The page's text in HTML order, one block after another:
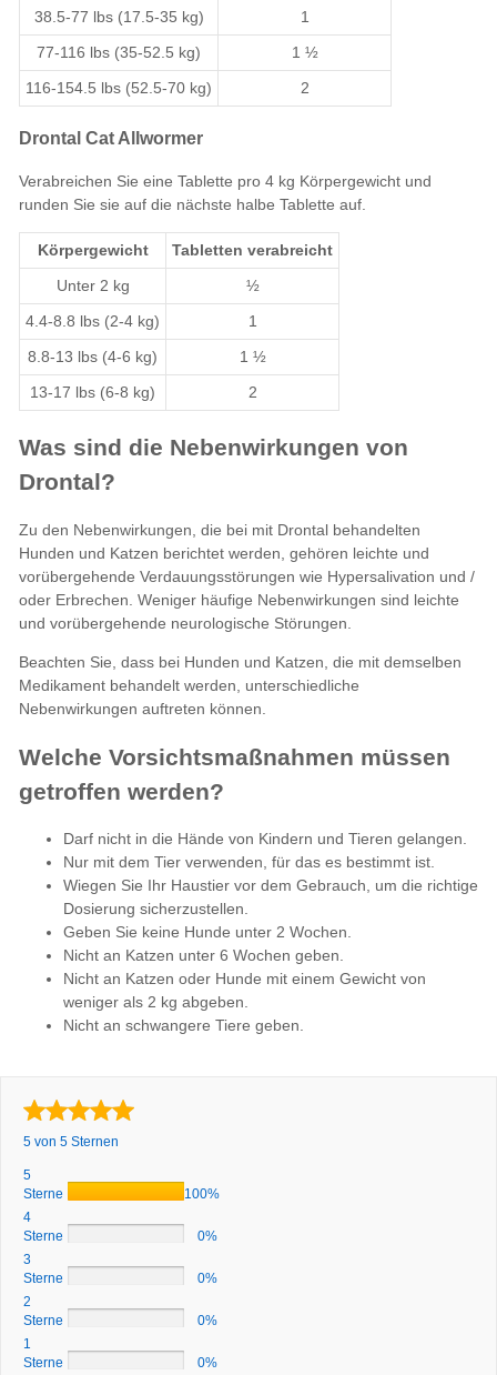
38.5-77 lbs (17.5-35 kg)
1
77-116 lbs (35-52.5 kg)
1 ½
116-154.5 lbs (52.5-70 kg)
2
Drontal Cat Allwormer
Verabreichen Sie eine Tablette pro 4 kg Körpergewicht und
runden Sie sie auf die nächste halbe Tablette auf.
Körpergewicht
Tabletten verabreicht
Unter 2 kg
½
4.4-8.8 lbs (2-4 kg)
1
8.8-13 lbs (4-6 kg)
1 ½
13-17 lbs (6-8 kg)
2
Was sind die Nebenwirkungen von
Drontal?
Zu den Nebenwirkungen, die bei mit Drontal behandelten
Hunden und Katzen berichtet werden, gehören leichte und
vorübergehende Verdauungsstörungen wie Hypersalivation und /
oder Erbrechen. Weniger häufige Nebenwirkungen sind leichte
und vorübergehende neurologische Störungen.
Beachten Sie, dass bei Hunden und Katzen, die mit demselben
Medikament behandelt werden, unterschiedliche
Nebenwirkungen auftreten können.
Welche Vorsichtsmaßnahmen müssen
getroffen werden?
Darf nicht in die Hände von Kindern und Tieren gelangen.
Nur mit dem Tier verwenden, für das es bestimmt ist.
Wiegen Sie Ihr Haustier vor dem Gebrauch, um die richtige
Dosierung sicherzustellen.
Geben Sie keine Hunde unter 2 Wochen.
Nicht an Katzen unter 6 Wochen geben.
Nicht an Katzen oder Hunde mit einem Gewicht von
weniger als 2 kg abgeben.
Nicht an schwangere Tiere geben.
5 von 5 Sternen
5
Sterne
100%
4
Sterne
0%
3
Sterne
0%
2
Sterne
0%
1
Sterne
0%